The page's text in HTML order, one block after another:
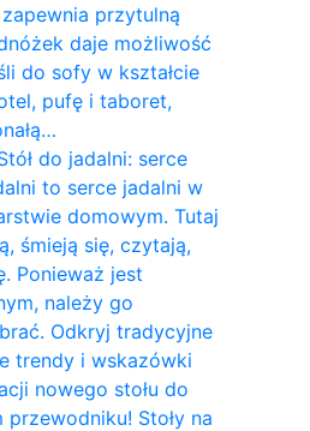
przytulną
daje możliwość
do sofy w kształcie
pufę i taboret,
do jadalni: serce
to serce jadalni w
domowym. Tutaj
śmieją się, czytają,
Ponieważ jest
należy go
Odkryj tradycyjne
trendy i wskazówki
nowego stołu do
przewodniku! Stoły na